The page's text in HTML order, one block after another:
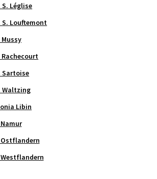
S. Léglise
S. Louftemont
Mussy
Rachecourt
Sartoise
Waltzing
Libin